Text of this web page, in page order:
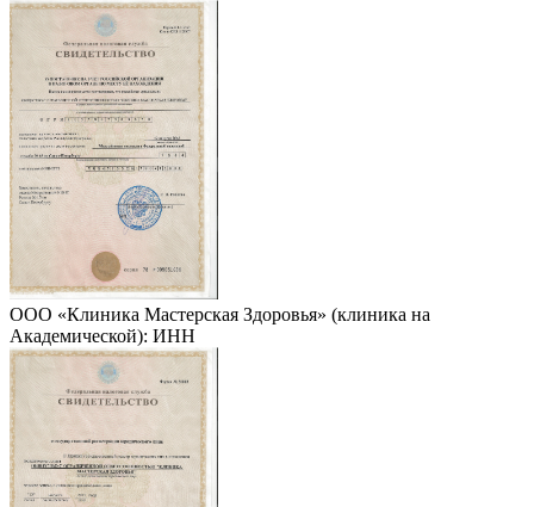
ООО «Клиника Мастерская Здоровья» (клиника на
Академической): ИНН